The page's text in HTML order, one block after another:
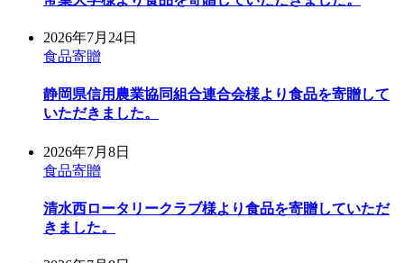
2026年7月24日
食品寄贈
静岡県信用農業協同組合連合会様より食品を寄贈して
いただきました。
2026年7月8日
食品寄贈
清水西ロータリークラブ様より食品を寄贈していただ
きました。